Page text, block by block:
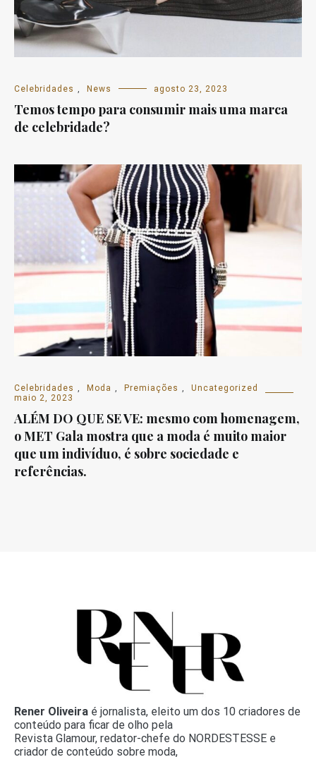
Celebridades News agosto 23, 2023
Temos tempo para consumir mais uma marca
de celebridade?
Celebridades Moda Premiações
Uncategorized
maio 2, 2023
ALÉM DO QUE SE VE: mesmo com homenagem,
o MET Gala mostra que a moda é muito maior
que um indivíduo, é sobre sociedade e
referências.
Rener Oliveira é jornalista, eleito um dos 10 criadores de
conteúdo para ficar de olho pela
Revista Glamour, redator-chefe do NORDESTESSE e
criador de conteúdo sobre moda,